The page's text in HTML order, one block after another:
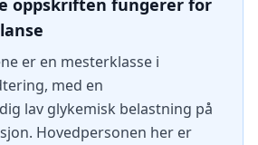
oppskriften fungerer for
er en mesterklasse i
med en
lav glykemisk belastning på
Hovedpersonen her er